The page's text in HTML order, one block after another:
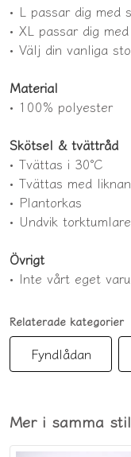
Mer i samma stil
• L passar dig med
• XL passar dig
• Välj din vanliga
Material
• 100% polyester
Skötsel & tvättråd
• Tvättas i 30°C
• Tvättas med
• Plantorkas
• Undvik torktumlare
Övrigt
• Inte vårt eget
Relaterade kategorier
Fyndlådan